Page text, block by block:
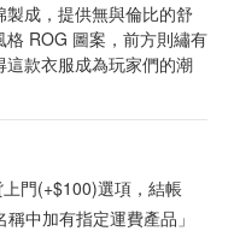
成，提供無與倫比的舒
ROG 圖案，前方則繡有
款衣服成為玩家們的潮
門(+$100)選項，結帳
中加有指定運費產品」